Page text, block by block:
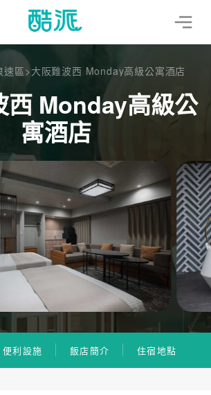
速區>大阪難波西 Monday高級公寓酒店
西 Monday高級公
寓酒店
便利設施 飯店簡介 住宿地點